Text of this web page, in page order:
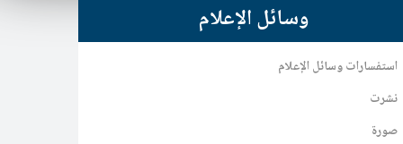
وسائل الإعلام
استفسارات وسائل الإعلام
نشرت
صورة